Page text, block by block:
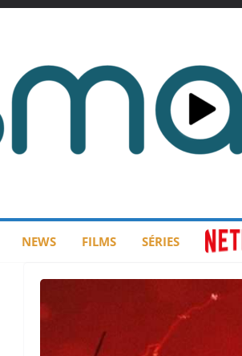
NEWS FILMS SÉRIES